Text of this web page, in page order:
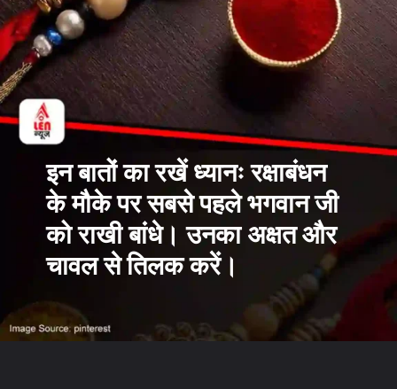
इन बातों का रखें ध्यानः रक्षाबंधन
के मौके पर सबसे पहले भगवान जी
को राखी बांधे। उनका अक्षत और
चावल से तिलक करें।